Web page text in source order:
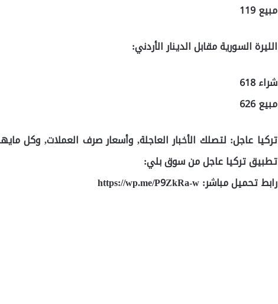
مبيع 119
الليرة السورية مقابل الدينار الأردني:
شراء 618
مبيع 626
تركيا عاجل: لتصلك الأخبار العاجلة, وأسعار صرف العملات, وكل
تطبيق تركيا عاجل من سوق بلي:
رابط تحميل مباشر:https://wp.me/P9ZkRa-w